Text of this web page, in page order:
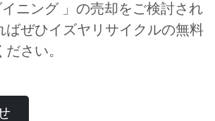
ニング 」の売却をご検討され
ばぜひイズヤリサイクルの無料
さい。